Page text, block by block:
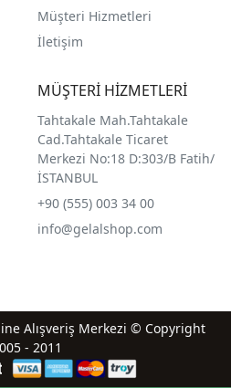
Müşteri Hizmetleri
İletişim
MÜŞTERİ HİZMETLERİ
Tahtakale Mah.Tahtakale
Cad.Tahtakale Ticaret
Merkezi No:18 D:303/B Fatih/
İSTANBUL
+90 (555) 003 34 00
info@gelalshop.com
Alışveriş Merkezi © Copyright
- 2011